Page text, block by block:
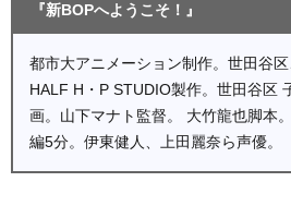
『新BOPへようこそ！』
都市大アニメーション制作。世田谷区
HALF H・P STUDIO製作。世田谷区
画。山下マナト監督。 大竹龍也脚本
編5分。伊東健人、上田麗奈ら声優。